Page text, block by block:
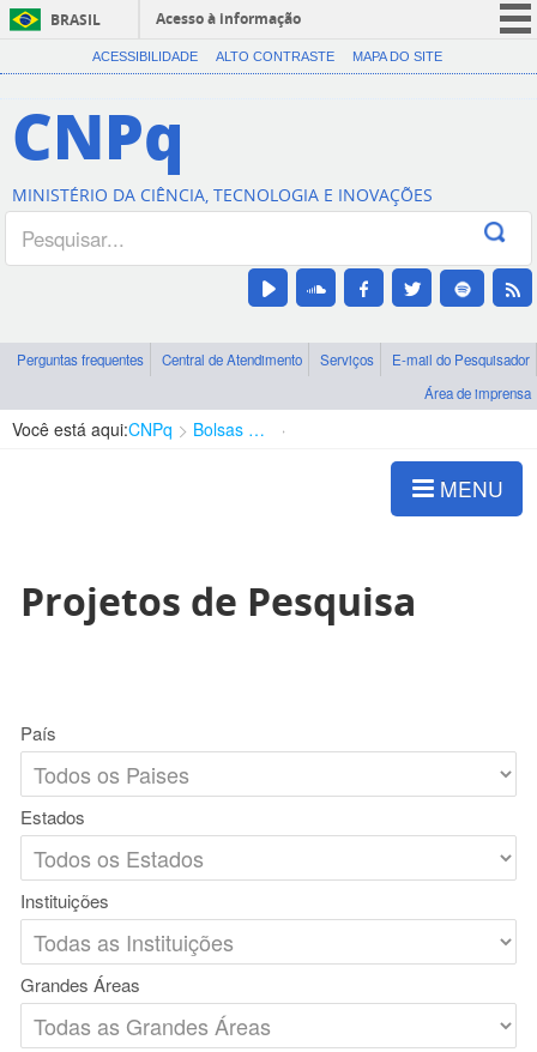
BRASIL
Acesso à informação
CORONAVÍRUS (COVID-19)
Canais
ACESSIBILIDADE ALTO CONTRASTE MAPA DO SITE
CNPq
MINISTÉRIO DA CIÊNCIA, TECNOLOGIA E INOVAÇÕES
Perguntas frequentes Central de Atendimento Serviços
E-mail do Pesquisador
Área de imprensa
Você está aqui:CNPq Bolsas e Auxílios Vigentes
MENU
Projetos de Pesquisa
País
Estados
Instituições
Grandes Áreas